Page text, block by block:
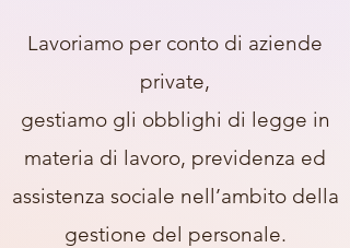
Lavoriamo per conto di aziende
private,
gestiamo gli obblighi di legge in
materia di lavoro, previdenza ed
assistenza sociale nell’ambito della
gestione del personale.